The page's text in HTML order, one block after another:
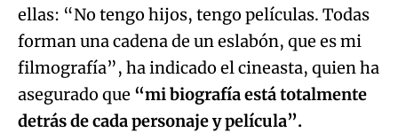
ellas: “No tengo hijos, tengo películas. Todas
forman una cadena de un eslabón, que es mi
filmografía”, ha indicado el cineasta, quien ha
asegurado que “mi biografía está totalmente
detrás de cada personaje y película”.